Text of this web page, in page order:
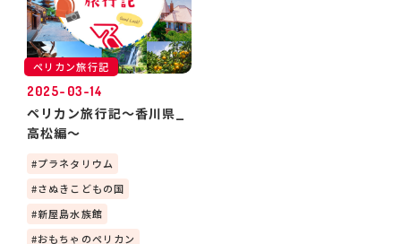
ペリカン旅行記
2025-03-14
ペリカン旅行記～香川県_
高松編～
プラネタリウム
さぬきこどもの国
新屋島水族館
おもちゃのペリカン